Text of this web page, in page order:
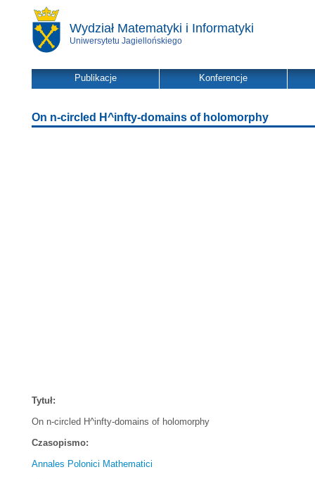
Wydział Matematyki i Informatyki
Uniwersytetu Jagiellońskiego
Publikacje Konferencje
On n-circled H^infty-domains of holomorphy
Tytuł:
On n-circled H^infty-domains of holomorphy
Czasopismo:
Annales Polonici Mathematici